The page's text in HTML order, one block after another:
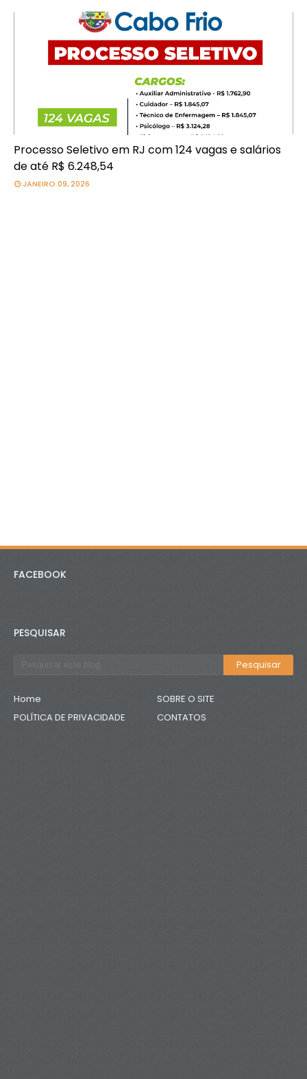
Processo Seletivo em RJ com 124 vagas e salários
de até R$ 6.248,54
JANEIRO 09, 2026
FACEBOOK
PESQUISAR
Home
SOBRE O SITE
POLÍTICA DE PRIVACIDADE
CONTATOS